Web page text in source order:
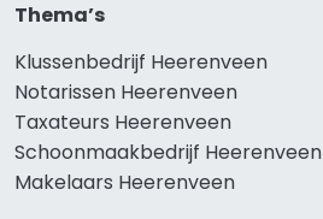
Thema’s
Klussenbedrijf Heerenveen
Notarissen Heerenveen
Taxateurs Heerenveen
Schoonmaakbedrijf Heerenveen
Makelaars Heerenveen